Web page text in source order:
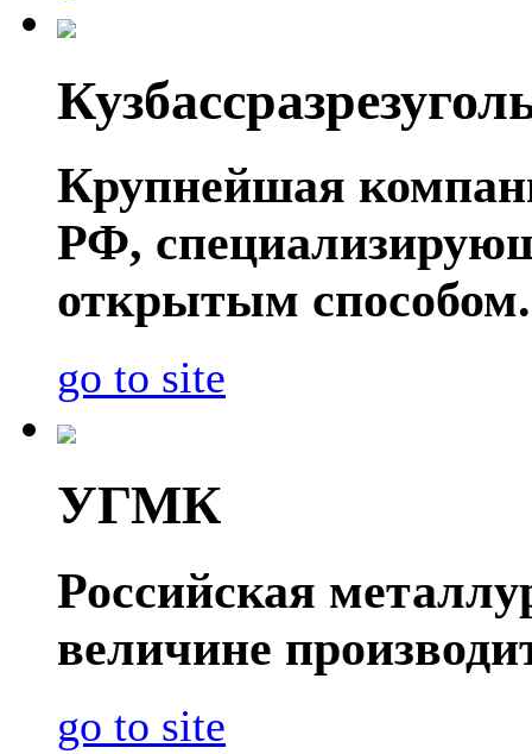
Крупнейшая
РФ,
открытым способом.
go to site
УГМК
Российская
величине
go to site